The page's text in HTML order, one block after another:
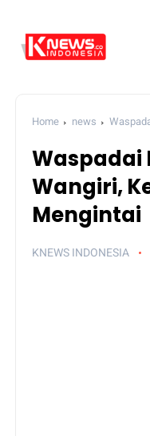
Home news
Waspadai
Wangiri,
Mengintai
KNEWS INDONESIA